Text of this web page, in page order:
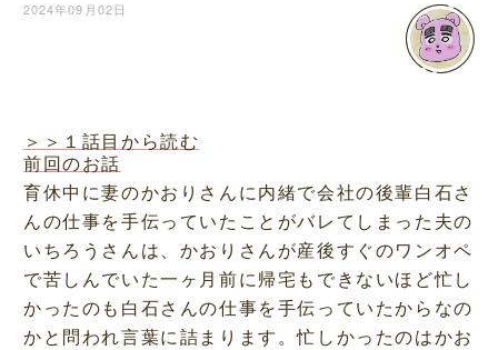
2024年09月02日
＞＞１話目から読む
前回のお話
育休中に妻のかおりさんに内緒で会社の後輩白石さ
んの仕事を手伝っていたことがバレてしまった夫の
いちろうさんは、かおりさんが産後すぐのワンオペ
で苦しんでいた一ヶ月前に帰宅もできないほど忙し
かったのも白石さんの仕事を手伝っていたからなの
かと問われ言葉に詰まります。忙しかったのはかお